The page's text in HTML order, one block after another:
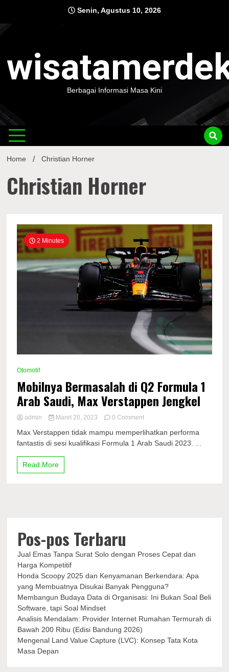
content
Senin, Agustus 10, 2026
Berbagai Informasi Masa Kini
Home Christian Horner
Christian Horner
2 Minutes
Otomotif
Mobilnya Bermasalah di Q2 Formula 1
Arab Saudi, Max Verstappen Jengkel
admin Maret 20, 2023 0 Commenton
Bermasalah
di
Max Verstappen tidak mampu memperlihatkan performa
fantastis di sesi kualifikasi Formula 1 Arab Saudi 2023. ...
Read More
Pos-pos Terbaru
Jual Emas Tanpa Surat Solo dengan Proses Cepat dan
Harga Kompetitif
Honda Scoopy 2025 dan Kenyamanan Berkendara: Apa
yang Membuatnya Disukai Banyak Pengguna?
Membangun Budaya Data di Organisasi: Ini Bukan Soal Beli
Software, tapi Soal Mindset
Analisis Mendalam: Provider Internet Rumahan Termurah di
Bawah 200 Ribu (Edisi Bandung 2026)
Mengenal Land Value Capture (LVC): Konsep Tata Kota
Masa Depan